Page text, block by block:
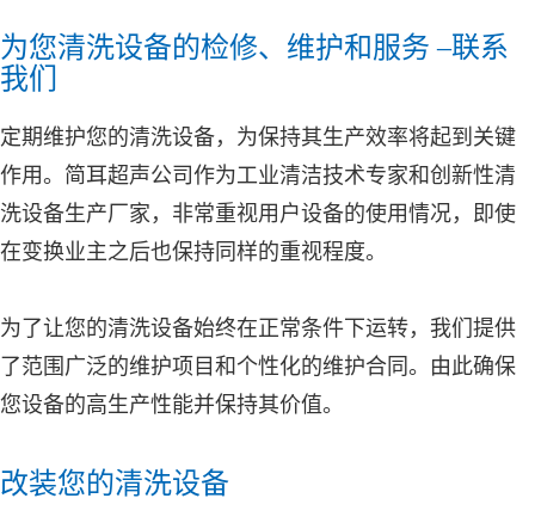
为您清洗设备的检修、维护和服务 –联系
我们
定期维护您的清洗设备，为保持其生产效率将起到关键
作用。 简耳超声公司作为工业清洁技术专家和创新性清
洗设备生产厂家，非常重视用户设备的使用情况，即使
在变换业主之后也保持同样的重视程度。
为了让您的清洗设备始终在正常条件下运转，我们提供
了范围广泛的维护项目和个性化的维护合同。由此确保
您设备的高生产性能并保持其价值。
改装您的清洗设备